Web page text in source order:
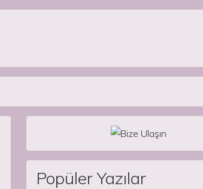
Popüler Yazılar